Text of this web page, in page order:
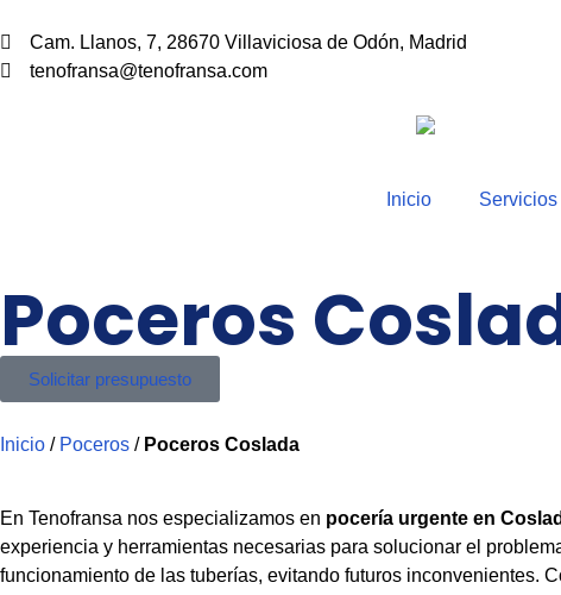
Cam. Llanos, 7, 28670 Villaviciosa de Odón, Madrid
tenofransa@tenofransa.com
Inicio Servicios
Poceros
Solicitar presupuesto
Inicio / Poceros / Poceros Coslada
En Tenofransa nos especializamos en pocería urgente en
experiencia y herramientas necesarias para solucionar el
funcionamiento de las tuberías, evitando futuros inconvenientes.